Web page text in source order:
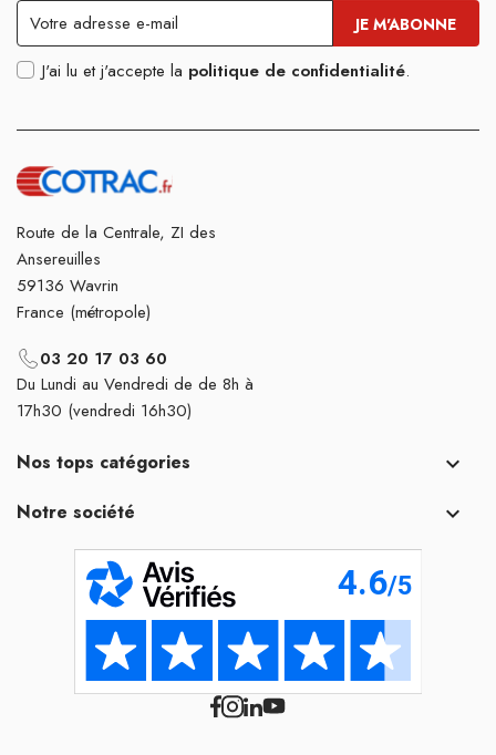
J'ai lu et j'accepte la politique de confidentialité.
Route de la Centrale, ZI des
Ansereuilles
59136 Wavrin
France (métropole)
03 20 17 03 60
Du Lundi au Vendredi de de 8h à
17h30 (vendredi 16h30)
Nos tops catégories 
Notre société 